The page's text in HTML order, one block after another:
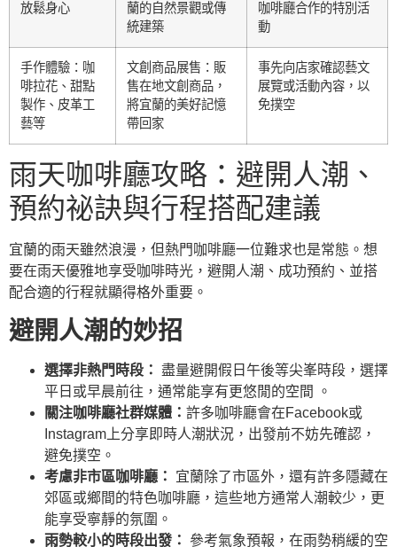
放鬆身心
蘭的自然景觀或傳
統建築
咖啡廳合作的特別活
動
手作體驗：咖
啡拉花、甜點
製作、皮革工
藝等
文創商品展售：販
售在地文創商品，
將宜蘭的美好記憶
帶回家
事先向店家確認藝文
展覽或活動內容，以
免撲空
雨天咖啡廳攻略：避開人潮、
預約祕訣與行程搭配建議
宜蘭的雨天雖然浪漫，但熱門咖啡廳一位難求也是常態。想
要在雨天優雅地享受咖啡時光，避開人潮、成功預約、並搭
配合適的行程就顯得格外重要。
避開人潮的妙招
選擇非熱門時段： 盡量避開假日午後等尖峯時段，選擇
平日或早晨前往，通常能享有更悠閒的空間 。
關注咖啡廳社群媒體： 許多咖啡廳會在Facebook或
Instagram上分享即時人潮狀況，出發前不妨先確認，
避免撲空。
考慮非市區咖啡廳：
宜蘭除了市區外，還有許多隱藏在
郊區或鄉間的特色咖啡廳，這些地方通常人潮較少，更
能享受寧靜的氛圍。
雨勢較小的時段出發：
參考氣象預報，在雨勢稍緩的空